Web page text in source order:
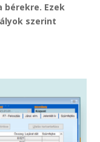
bérekre. Ezek
szerint